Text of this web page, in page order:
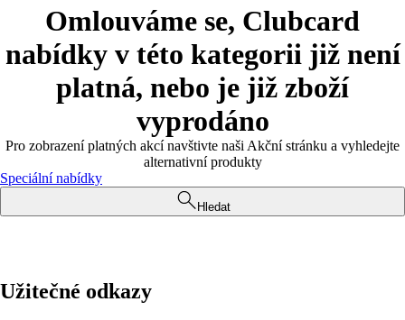
Omlouváme se, Clubcard
nabídky v této kategorii již není
platná, nebo je již zboží
vyprodáno
Pro zobrazení platných akcí navštivte naši Akční stránku a vyhledejte
alternativní produkty
Speciální nabídky
Hledat
Užitečné odkazy